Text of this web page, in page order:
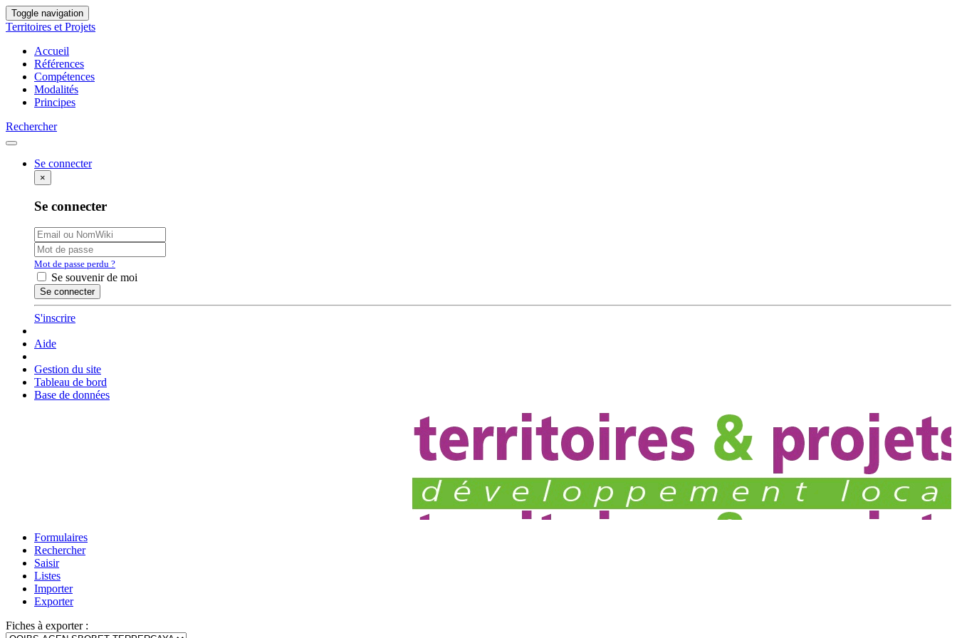
Toggle navigation
Territoires et Projets
Accueil
Références
Compétences
Modalités
Principes
Rechercher
Se connecter
×
Se connecter
Mot de passe perdu ?
Se souvenir de moi
S'inscrire
Aide
Gestion du site
Tableau de bord
Base de données
Formulaires
Rechercher
Saisir
Listes
Importer
Exporter
Fiches à exporter :